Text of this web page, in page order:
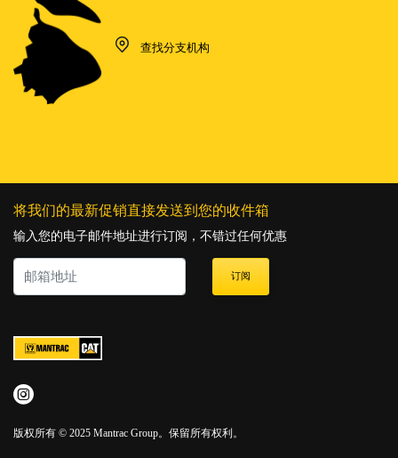
查找分支机构
将我们的最新促销直接发送到您的收件箱
输入您的电子邮件地址进行订阅，不错过任何优惠
订阅
版权所有 © 2025 Mantrac Group。保留所有权利。